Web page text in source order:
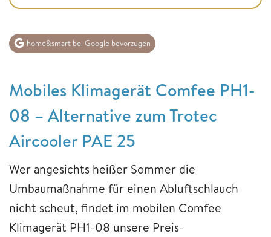
home&smart bei Google bevorzugen
Mobiles Klimagerät Comfee PH1-
08 – Alternative zum Trotec
Aircooler PAE 25
Wer angesichts heißer Sommer die
Umbaumaßnahme für einen Abluftschlauch
nicht scheut, findet im mobilen Comfee
Klimagerät PH1-08 unsere Preis-